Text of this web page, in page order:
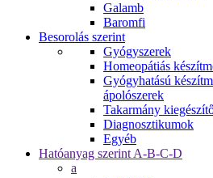
Galamb
Baromfi
Besorolás szerint
Gyógyszerek
Homeopátiás
Gyógyhatású
ápolószerek
Takarmány
Diagnosztikumok
Egyéb
Hatóanyag szerint A-B-C-D
a